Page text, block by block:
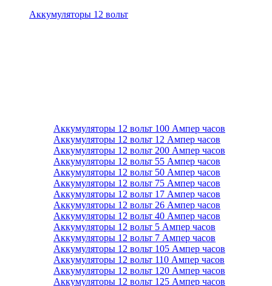
Аккумуляторы 12 вольт
Аккумуляторы 12 вольт 100 Ампер часов
Аккумуляторы 12 вольт 12 Ампер часов
Аккумуляторы 12 вольт 200 Ампер часов
Аккумуляторы 12 вольт 55 Ампер часов
Аккумуляторы 12 вольт 50 Ампер часов
Аккумуляторы 12 вольт 75 Ампер часов
Аккумуляторы 12 вольт 17 Ампер часов
Аккумуляторы 12 вольт 26 Ампер часов
Аккумуляторы 12 вольт 40 Ампер часов
Аккумуляторы 12 вольт 5 Ампер часов
Аккумуляторы 12 вольт 7 Ампер часов
Аккумуляторы 12 вольт 105 Ампер часов
Аккумуляторы 12 вольт 110 Ампер часов
Аккумуляторы 12 вольт 120 Ампер часов
Аккумуляторы 12 вольт 125 Ампер часов